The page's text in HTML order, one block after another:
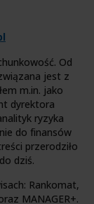
Od
jest z
m.in. jako
dyrektora
ryzyka
do finansów
przerodziło
dziś.
Rankomat,
MANAGER+.